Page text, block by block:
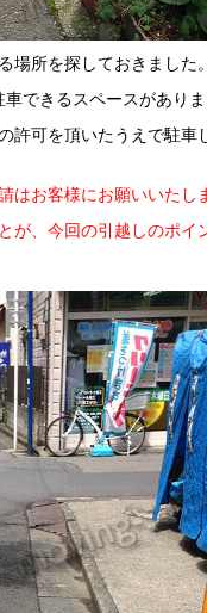
場所を探しておきました
できるスペースがあり
許可を頂いたうえで駐車
はお客様にお願いいたし
が、今回の引越しのポイ